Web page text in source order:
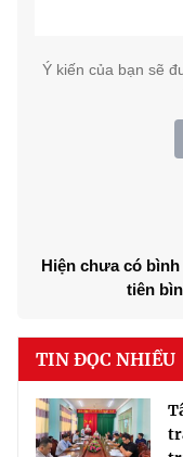
Ý kiến của bạn sẽ
Hiện chưa có
tiên
TIN ĐỌC NHIỀU